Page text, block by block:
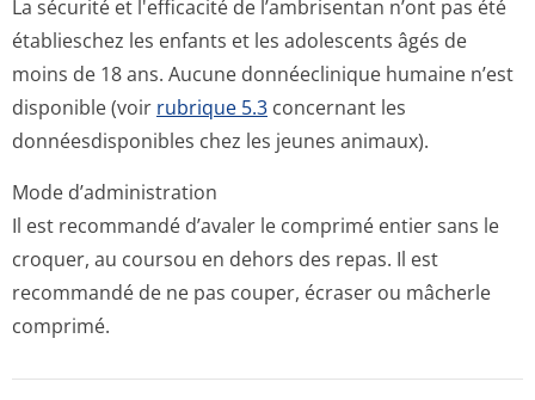
La sécurité et l'efficacité de l’ambrisentan n’ont pas été
établieschez les enfants et les adolescents âgés de
moins de 18 ans. Aucune donnéeclinique humaine n’est
disponible (voir rubrique 5.3 concernant les
donnéesdisponibles chez les jeunes animaux).
Mode d’administration
Il est recommandé d’avaler le comprimé entier sans le
croquer, au coursou en dehors des repas. Il est
recommandé de ne pas couper, écraser ou mâcherle
comprimé.